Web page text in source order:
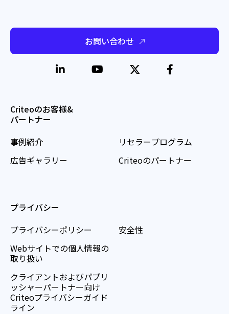
お問い合わせ
Criteoのお客様&
パートナー
事例紹介
広告ギャラリー
リセラープログラム
Criteoのパートナー
プライバシー
プライバシーポリシー
Webサイトでの個人情報の
取り扱い
クライアントおよびパブリ
ッシャーパートナー向け
Criteoプライバシーガイド
ライン
安全性